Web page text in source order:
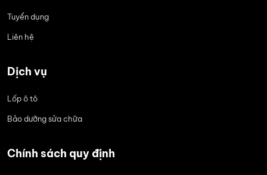
Tuyển dụng
Liên hệ
Dịch vụ
Lốp ô tô
Bảo dưỡng sửa chữa
Chính sách quy định